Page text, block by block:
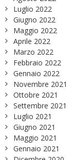
Luglio 2022
Giugno 2022
Maggio 2022
Aprile 2022
Marzo 2022
Febbraio 2022
Gennaio 2022
Novembre 2021
Ottobre 2021
Settembre 2021
Luglio 2021
Giugno 2021
Maggio 2021
Gennaio 2021